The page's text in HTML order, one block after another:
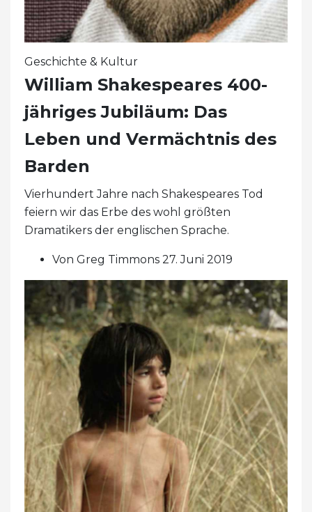
Geschichte & Kultur
William Shakespeares 400-
jähriges Jubiläum: Das
Leben und Vermächtnis des
Barden
Vierhundert Jahre nach Shakespeares Tod
feiern wir das Erbe des wohl größten
Dramatikers der englischen Sprache.
Von Greg Timmons 27. Juni 2019